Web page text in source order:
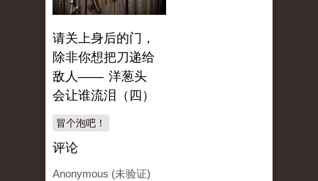
请关上身后的门，
除非你想把刀递给
敌人—— 洋葱头
会让谁流泪（四）
冒个泡吧！
评论
Anonymous (未验证)